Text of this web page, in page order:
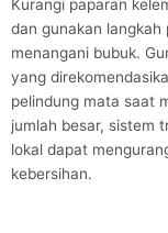
Kurangi paparan
dan gunakan
menangani bubuk.
yang
pelindung mata saat
jumlah besar, sistem
lokal dapat
kebersihan.